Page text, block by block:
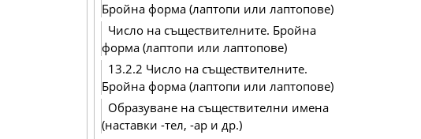
Бройна форма (лаптопи или лаптопове)
Число на съществителните. Бройна
форма (лаптопи или лаптопове)
13.2.2 Число на съществителните.
Бройна форма (лаптопи или лаптопове)
Образуване на съществителни имена
(наставки -тел, -ар и др.)